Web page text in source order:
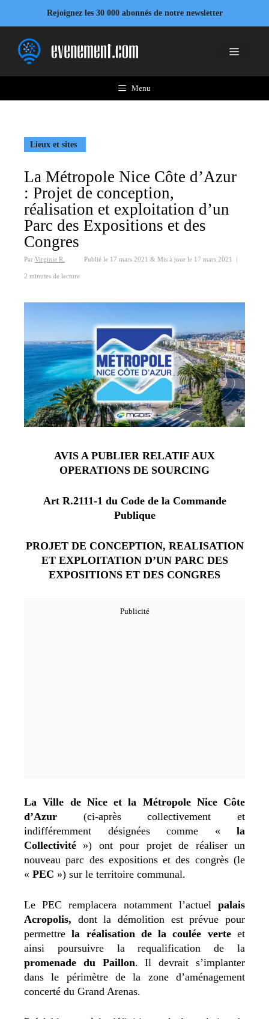
contenu
Rejoignez les 30 000 abonnés de notre newsletter
Menu
Menu
Lieux et sites
La Métropole Nice Côte d’Azur
: Projet de conception,
réalisation et exploitation d’un
Parc des Expositions et des
Congres
Par Virginie R. Publié le 17 mars 2021 & Mis à jour le 17 mars 2021 |
2 minutes de lecture
AVIS A PUBLIER RELATIF AUX
OPERATIONS DE SOURCING
Art R.2111-1 du Code de la Commande
Publique
PROJET DE CONCEPTION, REALISATION
ET EXPLOITATION D’UN PARC DES
EXPOSITIONS ET DES CONGRES
La Ville de Nice et la Métropole Nice Côte
d’Azur (ci-après collectivement et
indifféremment désignées comme « la
Collectivité ») ont pour projet de réaliser un
nouveau parc des expositions et des congrès (le
« PEC ») sur le territoire communal.
Le PEC remplacera notamment l’actuel palais
Acropolis, dont la démolition est prévue pour
permettrela réalisation de la coulée verteet
ainsi poursuivre la requalification de la
promenade du Paillon. Il devrait s’implanter
dans le périmètre de la zone d’aménagement
concerté du Grand Arenas.